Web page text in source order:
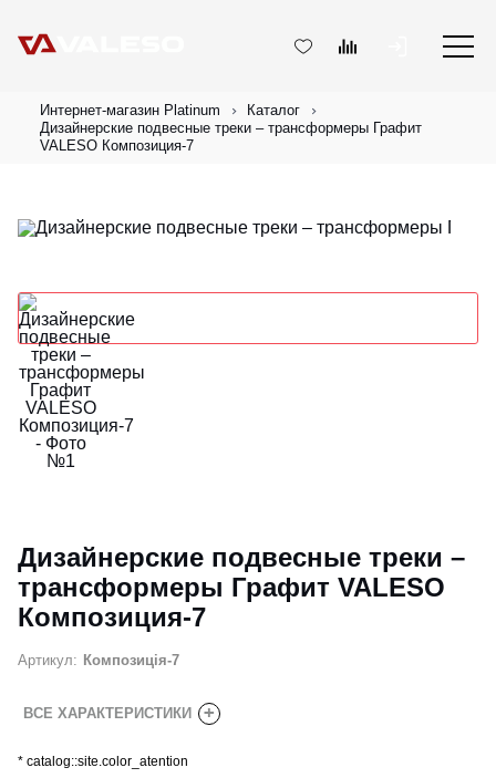
Интернет-магазин Platinum
Каталог
Дизайнерские подвесные треки – трансформеры Графит
VALESO Композиция-7
Дизайнерские подвесные треки –
трансформеры Графит VALESO
Композиция-7
Артикул: Композиція-7
ВСЕ ХАРАКТЕРИСТИКИ +
* catalog::site.color_atention